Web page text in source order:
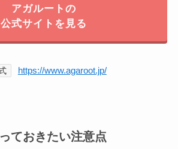
アガルートの
公式サイトを見る
https://www.agaroot.jp/
ておきたい注意点